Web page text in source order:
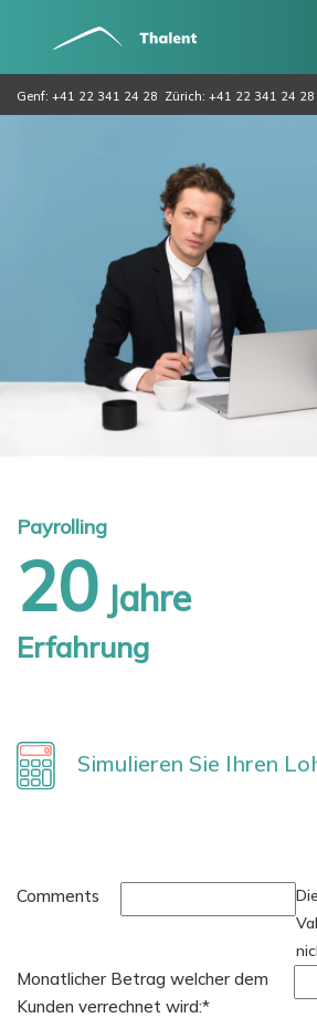
Genf: +41 22 341 24 28 Zürich: +41 22 341 24 28
Payrolling
20 Jahre
Erfahrung
Simulieren Sie Ihren
Comments
Monatlicher Betrag welcher dem
Kunden verrechnet wird:*